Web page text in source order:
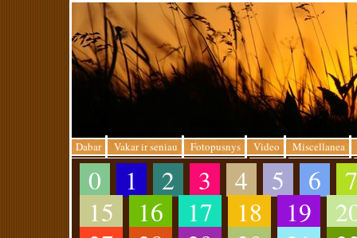
Dabar Vakar ir seniau Fotopusnys Video Miscellanea
0 1 2 3 4 5 6
15
16 17 18 19